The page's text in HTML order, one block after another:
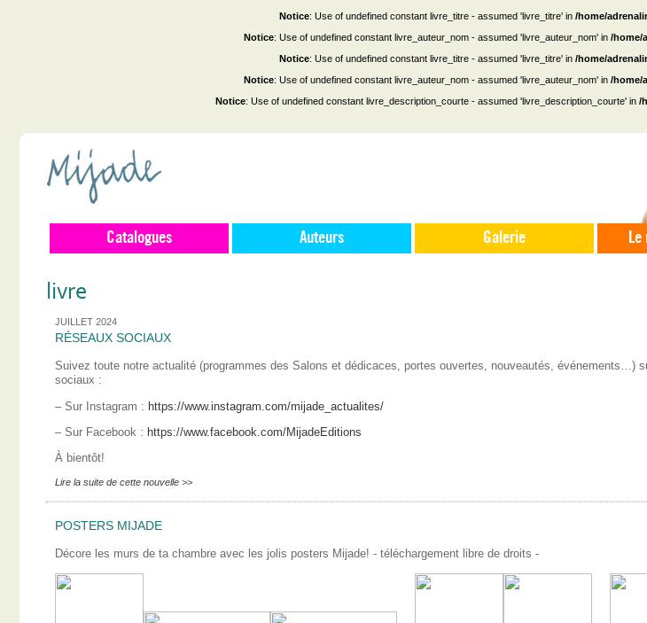
Notice: Use of undefined constant livre_titre - assumed 'livre_titre' in /home/
Notice: Use of undefined constant livre_auteur_nom - assumed 'livre_auteur_nom' in /home/
Notice: Use of undefined constant livre_titre - assumed 'livre_titre' in /home/
Notice: Use of undefined constant livre_auteur_nom - assumed 'livre_auteur_nom' in /home/
Notice: Use of undefined constant livre_description_courte - assumed 'livre_description_courte' in /
Catalogues Auteurs Galerie
livre
JUILLET 2024
RÉSEAUX SOCIAUX
Suivez toute notre actualité (programmes des Salons et dédicaces, portes ouvertes, nouveautés, événements…)
sociaux :
– Sur Instagram : https://www.instagram.com/mijade_actualites/
– Sur Facebook : https://www.facebook.com/MijadeEditions
À bientôt!
Lire la suite de cette nouvelle >>
POSTERS MIJADE
Décore les murs de ta chambre avec les jolis posters Mijade! - téléchargement libre de droits -